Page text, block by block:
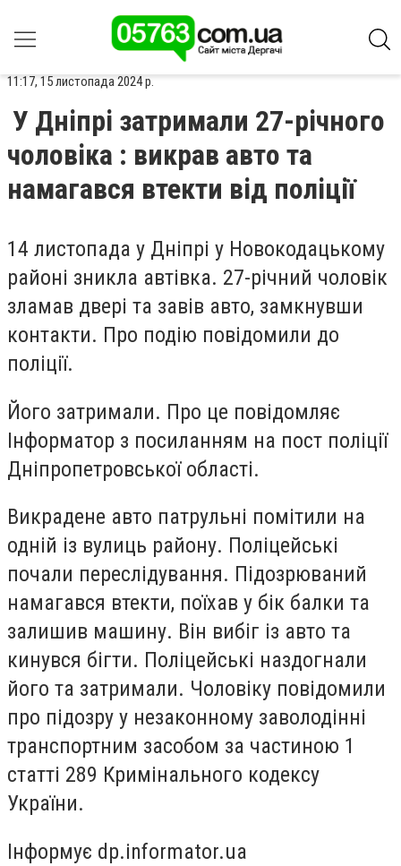
11:17, 15 листопада 2024 р.
У Дніпрі затримали 27-річного
чоловіка : викрав авто та
намагався втекти від поліції
14 листопада у Дніпрі у Новокодацькому
районі зникла автівка. 27-річний чоловік
зламав двері та завів авто, замкнувши
контакти. Про подію повідомили до
поліції.
Його затримали. Про це повідомляє
Інформатор з посиланням на пост поліції
Дніпропетровської області.
Викрадене авто патрульні помітили на
одній із вулиць району. Поліцейські
почали переслідування. Підозрюваний
намагався втекти, поїхав у бік балки та
залишив машину. Він вибіг із авто та
кинувся бігти. Поліцейські наздогнали
його та затримали. Чоловіку повідомили
про підозру у незаконному заволодінні
транспортним засобом за частиною 1
статті 289 Кримінального кодексу
України.
Інформує dp.informator.ua